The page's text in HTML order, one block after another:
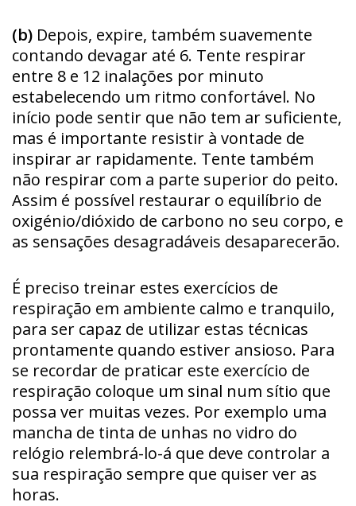
(b) Depois, expire, também suavemente
contando devagar até 6. Tente respirar
entre 8 e 12 inalações por minuto
estabelecendo um ritmo confortável. No
início pode sentir que não tem ar suficiente,
mas é importante resistir à vontade de
inspirar ar rapidamente. Tente também
não respirar com a parte superior do peito.
Assim é possível restaurar o equilíbrio de
oxigénio/dióxido de carbono no seu corpo, e
as sensações desagradáveis desaparecerão.
É preciso treinar estes exercícios de
respiração em ambiente calmo e tranquilo,
para ser capaz de utilizar estas técnicas
prontamente quando estiver ansioso. Para
se recordar de praticar este exercício de
respiração coloque um sinal num sítio que
possa ver muitas vezes. Por exemplo uma
mancha de tinta de unhas no vidro do
relógio relembrá-lo-á que deve controlar a
sua respiração sempre que quiser ver as
horas.